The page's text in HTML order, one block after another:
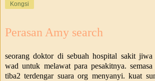
Kongsi
Perasan Amy search
seorang doktor di sebuah hospital sakit
wad untuk melawat para pesakitnya.
tiba2 terdengar suara org menyanyi. kuat